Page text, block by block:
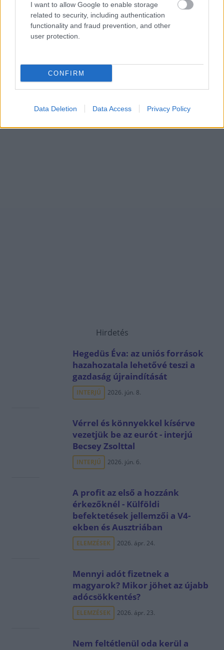
I want to allow Google to enable storage
related to security, including authentication
functionality and fraud prevention, and other
user protection.
CONFIRM
Data Deletion Data Access Privacy Policy
Hirdetés
Hegedüs Éva: az uniós források
hazahozatala lehetővé teszi a
gazdaság újraindítását
INTERJÚ 2026. jún. 8.
Vérrel és könnyekkel kísérve
vezetjük be az eurót - interjú
Becsey Zsolttal
INTERJÚ 2026. jún. 6.
A profit az első a hozzánk
érkezőknél - Külföldi
befektetések jellemzői a V4-
ekben és Ausztriában
ELEMZÉSEK 2026. ápr. 24.
Mennyi adót fizetnek a
magyarok? Mikor jöhet az újabb
adócsökkentés?
ELEMZÉSEK 2026. ápr. 23.
Nem feltétlenül oda kerül a